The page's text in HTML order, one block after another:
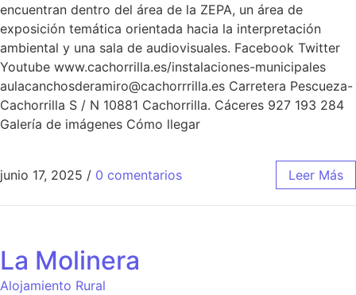
encuentran dentro del área de la ZEPA, un área de
exposición temática orientada hacia la interpretación
ambiental y una sala de audiovisuales. Facebook Twitter
Youtube www.cachorrilla.es/instalaciones-municipales
aulacanchosderamiro@cachorrrilla.es Carretera Pescueza-
Cachorrilla S / N 10881 Cachorrilla. Cáceres 927 193 284
Galería de imágenes Cómo llegar
junio 17, 2025 / 0 comentarios Leer Más
La Molinera
Alojamiento Rural